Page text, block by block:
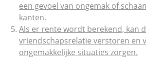
een gevoel van ongemak of
kanten.
Als er rente wordt berekend, kan
vriendschapsrelatie verstoren en
ongemakkelijke situaties zorgen.